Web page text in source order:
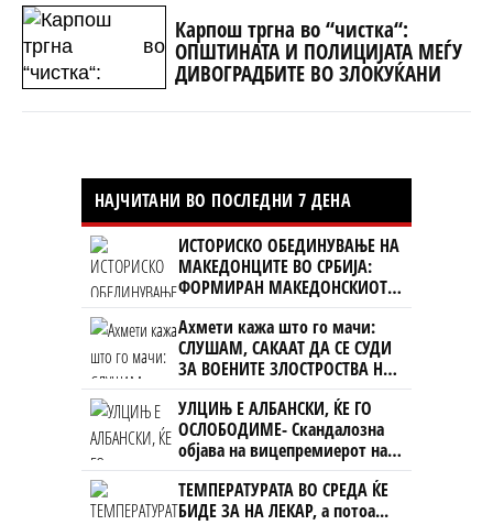
Карпош тргна во “чистка“:
ОПШТИНАТА И ПОЛИЦИЈАТА МЕЃУ
ДИВОГРАДБИТЕ ВО ЗЛОКУЌАНИ
НАЈЧИТАНИ ВО ПОСЛЕДНИ 7 ДЕНА
ИСТОРИСКО ОБЕДИНУВАЊЕ НА
МАКЕДОНЦИТЕ ВО СРБИЈА:
ФОРМИРАН МАКЕДОНСКИОТ
НАЦИОНАЛЕН СОЈУЗ
Ахмети кажа што го мачи:
СЛУШАМ, САКААТ ДА СЕ СУДИ
ЗА ВОЕНИТЕ ЗЛОСТРОСТВА НА
УЧК...
УЛЦИЊ Е АЛБАНСКИ, ЌЕ ГО
ОСЛОБОДИМЕ- Скандалозна
објава на вицепремиерот на
Црна Гора
ТЕМПЕРАТУРАТА ВО СРЕДА ЌЕ
БИДЕ ЗА НА ЛЕКАР, а потоа...